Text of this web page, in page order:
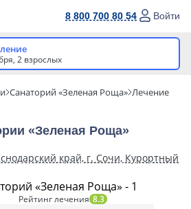
8 800 700 80 54 Войти
2 взрослых
Санаторий «Зеленая Роща» Лечение
«Зеленая Роща»
край, г. Сочи, Курортный
Рейтинг лечения 8.3